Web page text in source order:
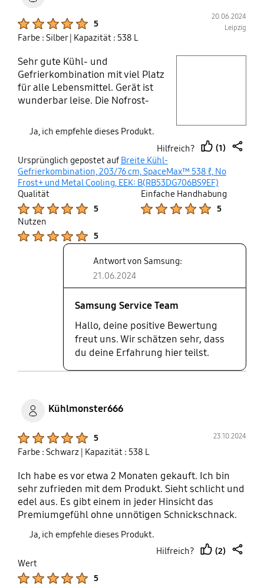
5
20.06.2024
Leipzig
Farbe : Silber| Kapazität : 538 L
Sehr gute Kühl- und
Gefrierkombination mit viel Platz
für alle Lebensmittel. Gerät ist
wunderbar leise. Die Nofrost-
und spart Zeit. Endlich hat alles
seinen Platz. Durch die LED
Beleuchtung ist es schön hell und
alles gut zu erkennen. Wir sind
sehr zufrieden. Herzlichen Dank!
Ja, ich empfehle dieses Produkt.
Hilfreich?
up
(1)
Ursprünglich gepostet auf Breite Kühl-
Gefrierkombination, 203/76 cm, SpaceMax™ 538 ℓ, No
Frost+ und Metal Cooling, EEK: B(RB53DG706BS9EF)
Qualität
5
Einfache Handhabung
5
Nutzen
5
Antwort von Samsung:
21.06.2024
Samsung Service Team
Hallo, deine positive Bewertung
freut uns. Wir schätzen sehr, dass
du deine Erfahrung hier teilst.
Kühlmonster666
5 23.10.2024
Farbe : Schwarz | Kapazität : 538 L
Ich habe es vor etwa 2 Monaten gekauft. Ich bin
sehr zufrieden mit dem Produkt. Sieht schlicht und
edel aus. Es gibt einem in jeder Hinsicht das
Premiumgefühl ohne unnötigen Schnickschnack.
Organisieren definitiv einfacher. Riesiger Platz für
Gefriergut. Hält Gemüse spürbar länger frisch.
Intelligente Funktionen sind auch ein Bonus.
Ja, ich empfehle dieses Produkt.
Hilfreich?
(2)
Wert
5